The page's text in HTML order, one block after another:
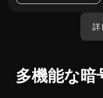
詳
多機能な暗